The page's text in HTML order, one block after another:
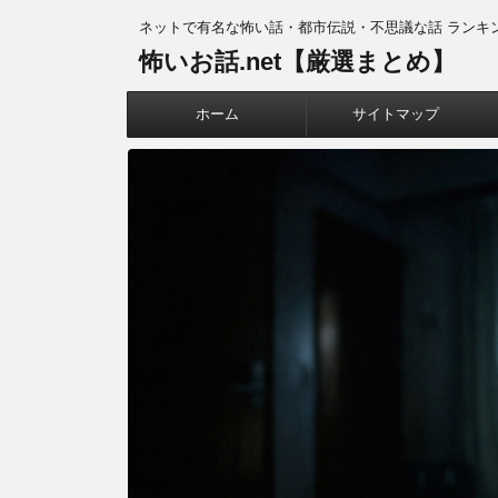
ネットで有名な怖い話・都市伝説・不思議な話 ランキ
怖いお話.net【厳選まとめ】
ホーム サイトマップ